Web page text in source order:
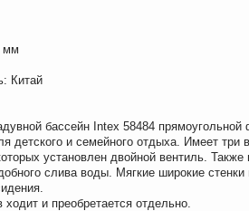
мм
Китай
бассейн Intex 58484
детского и семейного отдыха. Имеет три
установлен двойной вентиль. Также
слива воды. Мягкие широкие стенки
и преобретается отдельно.